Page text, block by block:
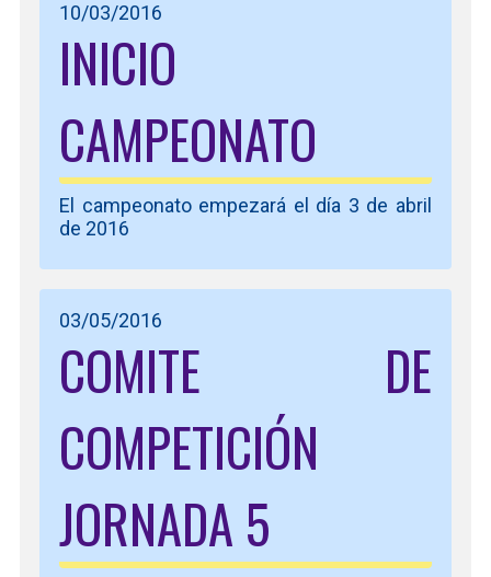
10/03/2016
INICIO
CAMPEONATO
El campeonato empezará el día 3 de abril
de 2016
03/05/2016
COMITE DE
COMPETICIÓN
JORNADA 5